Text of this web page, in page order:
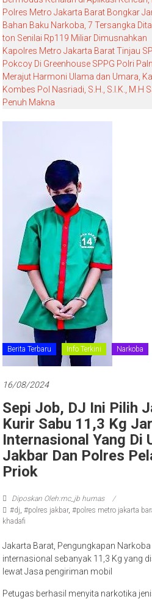
Polres Metro Jakarta Barat Bongkar
Bahan Baku Narkoba, 7 Tersangka
ton Senilai Rp119 Miliar Dimusnahkan
Kapolres Metro Jakarta Barat Tinjau
Pokcoy Di Greenhouse SPPG Polri
Merajut Harmoni Ulama dan Umara,
Kombes Pol Nasriadi, S.H., S.I.K., M.H
Penuh Makna
Berita Terbaru Info Terkini Narkoba
16/08/2024
Sepi Job, DJ Ini Pilih
Kurir Sabu 11,3 Kg
Internasional Yang Di
Jakbar Dan Polres
Priok
Diposkan Oleh:mc_jb humas
#dj,#polres jakbar,#polres metro jakarta
khadafi
Jakarta Barat, Pengungkapan
internasional sebanyak 11,3 Kg yang
lewat Jasa pengiriman mobil
Petugas berhasil menyita narkotika